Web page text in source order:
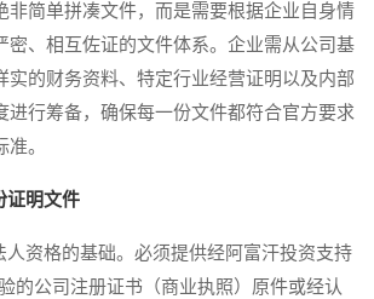
非简单拼凑文件，而是需要根据企业自身情
密、相互佐证的文件体系。企业需从公司基
实的财务资料、特定行业经营证明以及内部
进行筹备，确保每一份文件都符合官方要求
。
证明文件
资格的基础。必须提供经阿富汗投资支持
的公司注册证书（商业执照）原件或经认